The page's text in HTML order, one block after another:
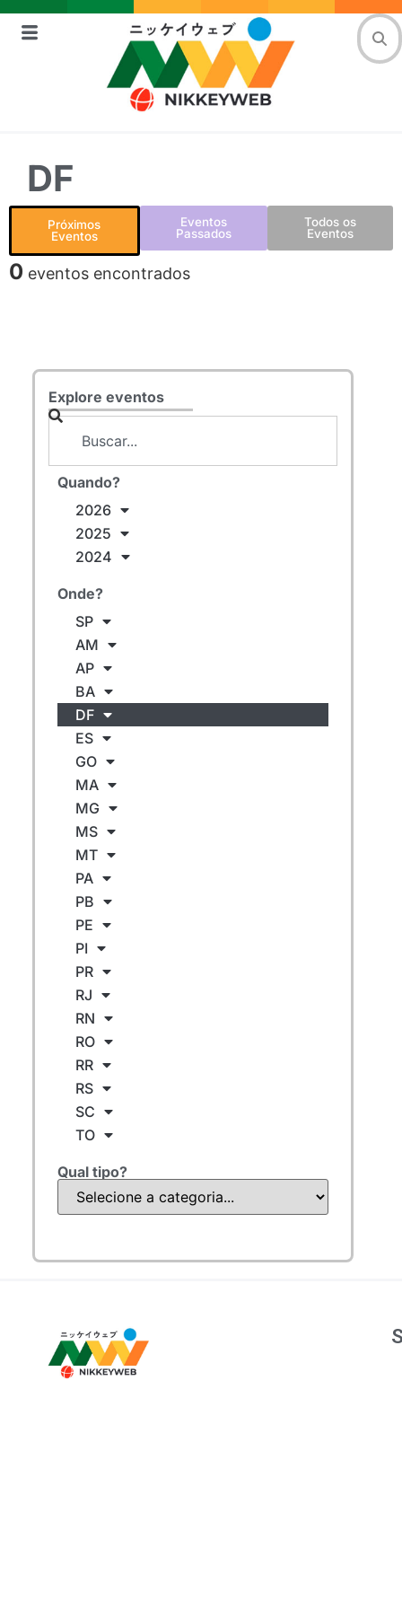
DF
Próximos
Eventos
Eventos
Passados
Todos os
Eventos
0 eventos encontrados
Explore eventos
Quando?
2026
2025
2024
Onde?
SP
AM
AP
BA
DF
ES
GO
MA
MG
MS
MT
PA
PB
PE
PI
PR
RJ
RN
RO
RR
RS
SC
TO
Qual tipo?